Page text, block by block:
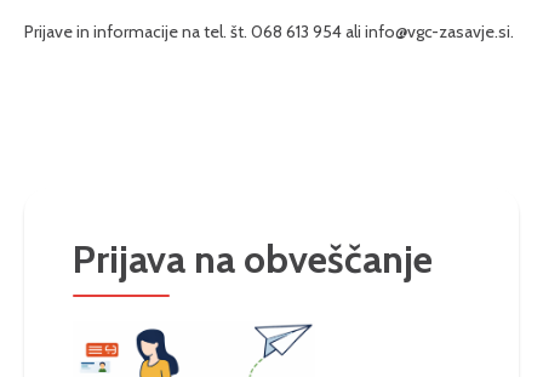
Prijave in informacije na tel. št. 068 613 954 ali info@vgc-zasavje.si.
Prijava na obveščanje